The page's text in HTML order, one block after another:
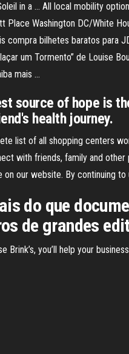
in a … All local mobility
Place Washington DC/White
compra bilhetes baratos para
um Tormento” de Louise
mais …
source of hope is
health journey.
list of all shopping centers
with friends, family and
on our website. By continuing
do que
de grandes
Brink’s, you’ll help your